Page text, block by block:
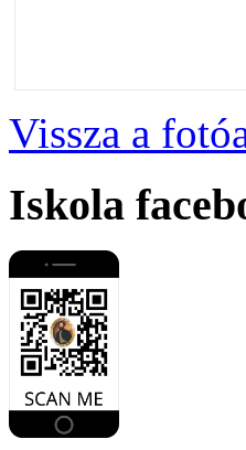
Vissza a
Iskola